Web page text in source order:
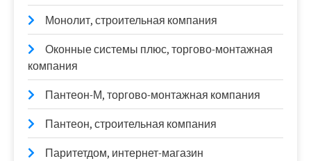
Монолит, строительная компания
Оконные системы плюс, торгово-монтажная
компания
Пантеон-М, торгово-монтажная компания
Пантеон, строительная компания
Паритетдом, интернет-магазин